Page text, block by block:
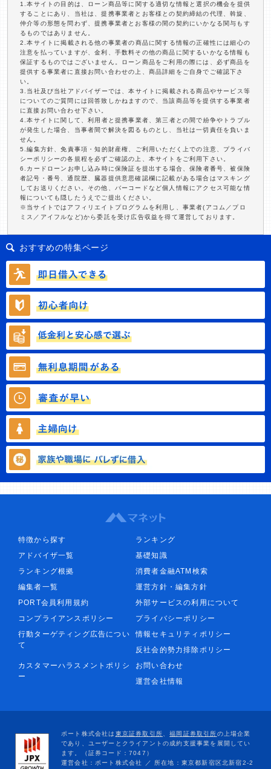
1.本サイトの目的は、ローン商品等に関する適切な情報と選択の機会を提供
することにあり、当社は、提携事業者とお客様との契約締結の代理、斡旋、
仲介等の形態を問わず、提携事業者とお客様の間の契約にいかなる関与もす
るものではありません。
2.本サイトに掲載される他の事業者の商品に関する情報の正確性には細心の
注意を払っていますが、金利、手数料その他の商品に関するいかなる情報も
保証するものではございません。ローン商品をご利用の際には、必ず商品を
提供する事業者に直接お問い合わせの上、商品詳細をご自身でご確認下さ
い。
3.当社及び当社アドバイザーでは、本サイトに掲載される商品やサービス等
についてのご質問には回答致しかねますので、当該商品等を提供する事業者
に直接お問い合わせ下さい。
4.本サイトに関して、利用者と提携事業者、第三者との間で紛争やトラブル
が発生した場合、当事者間で解決を図るものとし、当社は一切責任を負いま
せん。
5.編集方針、免責事項・知的財産権、ご利用いただく上での注意、プライバ
シーポリシーの各規程を必ずご確認の上、本サイトをご利用下さい。
6.カードローンお申し込み時に保険証を提出する場合、保険者番号、被保険
者記号・番号、通院歴、臓器提供意思確認欄に記載がある場合はマスキング
してお送りください。その他、バーコードなど個人情報にアクセス可能な情
報についても隠したうえでご提出ください。
※当サイトではアフィリエイトプログラムを利用し、事業者(アコム／プロ
ミス／アイフルなど)から委託を受け広告収益を得て運営しております。
おすすめの特集ページ
特徴から探す
ランキング
アドバイザ一覧
基礎知識
ランキング根拠
消費者金融ATM検索
編集者一覧
運営方針・編集方針
PORT会員利用規約
外部サービスの利用について
コンプライアンスポリシー
プライバシーポリシー
行動ターゲティング広告につい
て
情報セキュリティポリシー
反社会的勢力排除ポリシー
カスタマーハラスメントポリシ
ー
お問い合わせ
運営会社情報